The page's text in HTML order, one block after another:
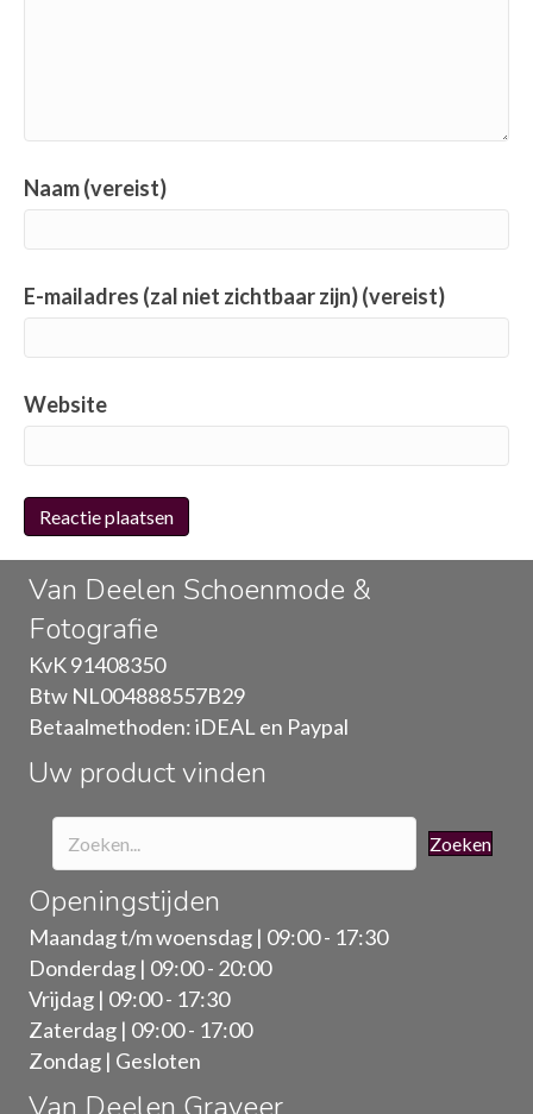
Naam (vereist)
E-mailadres (zal niet zichtbaar zijn) (vereist)
Website
Van Deelen Schoenmode &
Fotografie
KvK 91408350
Btw NL004888557B29
Betaalmethoden: iDEAL en Paypal
Uw product vinden
Zoeken
Openingstijden
Maandag t/m woensdag | 09:00 - 17:30
Donderdag | 09:00 - 20:00
Vrijdag | 09:00 - 17:30
Zaterdag | 09:00 - 17:00
Zondag | Gesloten